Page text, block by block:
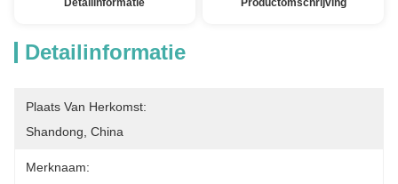
Detailinformatie Productomschrijving
Detailinformatie
Plaats Van Herkomst:
Shandong, China
Merknaam: